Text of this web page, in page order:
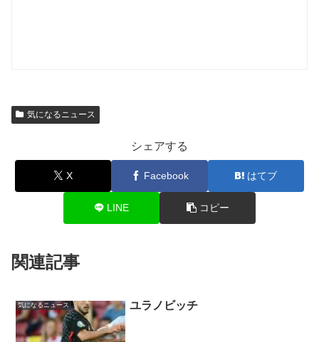
気になるニュース
シェアする
X Facebook はてブ
LINE コピー
関連記事
気になるニュース ユラノビッチ